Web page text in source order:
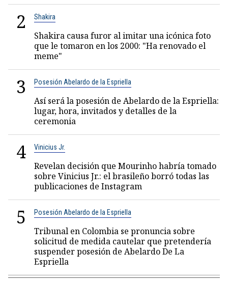
2 Shakira
Shakira causa furor al imitar una icónica foto
que le tomaron en los 2000: "Ha renovado el
meme"
3 Posesión Abelardo de la Espriella
Así será la posesión de Abelardo de la Espriella:
lugar, hora, invitados y detalles de la
ceremonia
4 Vinicius Jr.
Revelan decisión que Mourinho habría tomado
sobre Vinicius Jr.: el brasileño borró todas las
publicaciones de Instagram
5 Posesión Abelardo de la Espriella
Tribunal en Colombia se pronuncia sobre
solicitud de medida cautelar que pretendería
suspender posesión de Abelardo De La
Espriella